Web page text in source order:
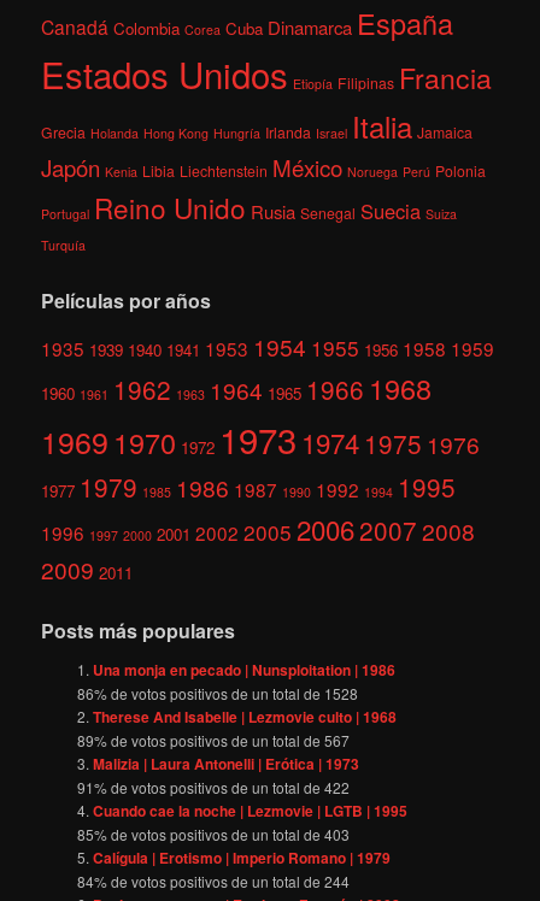
Canadá Colombia Corea Cuba Dinamarca España
Estados Unidos Etiopía Filipinas Francia
Grecia Holanda Hong Kong Hungría Irlanda Israel Italia Jamaica
Japón Kenia Libia Liechtenstein México Noruega Perú Polonia
Portugal Reino Unido Rusia Senegal Suecia Suiza
Turquía
Películas por años
1935 1939 1940 1941 1953 1954 1955 1956 1958 1959
1960 1961 1962 1963 1964 1965 1966 1968
1969 1970 1972 1973 1974 1975 1976
1977 1979 1985 1986 1987 1990 1992 1994 1995
1996 1997 2000 2001 2002 2005 200620072008
2009 2011
Posts más populares
Una monja en pecado | Nunsploitation | 1986
86% de votos positivos de un total de 1528
Therese And Isabelle | Lezmovie culto | 1968
89% de votos positivos de un total de567
Malizia | Laura Antonelli | Erótica | 1973
91% de votos positivos de un total de422
Cuando cae la noche | Lezmovie | LGTB | 1995
85% de votos positivos de un total de403
Calígula | Erotismo | Imperio Romano | 1979
84% de votos positivos de un total de244